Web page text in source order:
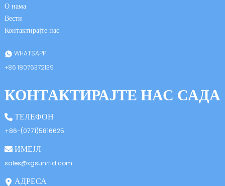
О нама
Вести
Контактирајте нас
WHATSAPP
+86 18076372139
КОНТАКТИРАЈТЕ НАС САДА
ТЕЛЕФОН
+86-(0771)5816625
ИМЕЈЛ
sales@xgsunrfid.com
АДРЕСА